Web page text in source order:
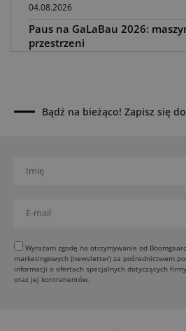
04.08.2026
Paus na GaLaBau 2026:
przestrzeni
02.08.2026
Jeden walec, trzy tryby
31.07.2026
SCHWING DynaRig ułatwia
budowach
30.07.2026
Dynapac Z.ERA: elektryczne
Bądź na bieżąco! Zapisz się
Wyrażam zgodę na otrzymywanie od
marketingowych (newsletter) za pośrednictwem poczty elektronicznej w tym
informacji o ofertach specjalnych dotyczących
oraz jej kontrahentów.